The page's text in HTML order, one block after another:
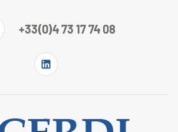
+33(0)4 73 17 74 08